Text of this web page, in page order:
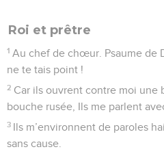
Roi et prêtre
1 Au chef de chœur. Psaume de
ne te tais point !
2 Car ils ouvrent contre moi une
bouche rusée, Ils me parlent
3 Ils m’environnent de paroles
sans cause.